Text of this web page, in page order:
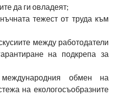
да ги овладеят;
тежест от труда към
между работодатели
на подкрепа за
обмен на
на екологосъобразните